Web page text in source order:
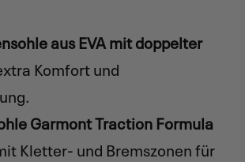
aus EVA mit doppelter
Komfort und
Garmont Traction Formula
Kletter- und Bremszonen für